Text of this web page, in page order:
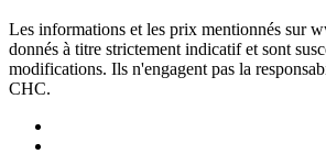
Les informations et les prix mentionnés sur
donnés à titre strictement indicatif et sont
modifications. Ils n'engagent pas la
CHC.